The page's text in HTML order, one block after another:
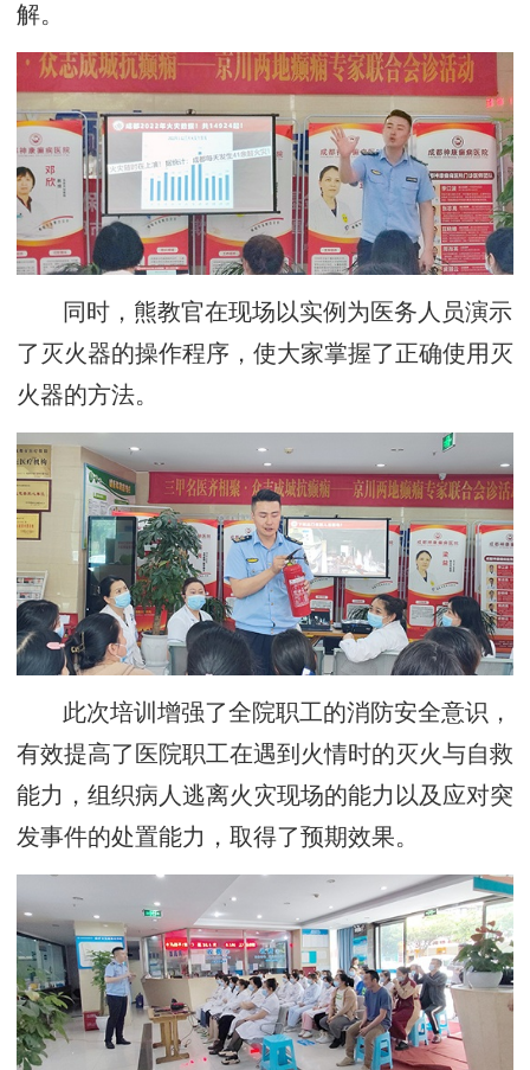
解。
同时，熊教官在现场以实例为医务人员演示
了灭火器的操作程序，使大家掌握了正确使用灭
火器的方法。
此次培训增强了全院职工的消防安全意识，
有效提高了医院职工在遇到火情时的灭火与自救
能力，组织病人逃离火灾现场的能力以及应对突
发事件的处置能力，取得了预期效果。